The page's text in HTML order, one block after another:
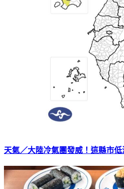
天氣／大陸冷氣團發威！這縣市